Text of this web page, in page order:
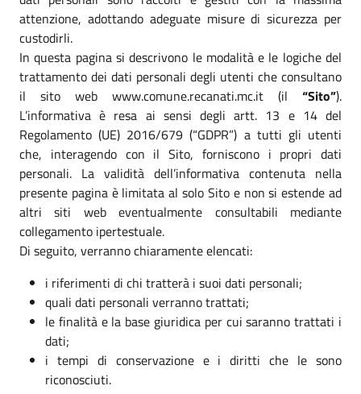
attenzione, adottando adeguate misure di sicurezza per
custodirli.
In questa pagina si descrivono le modalità e le logiche del
trattamento dei dati personali degli utenti che consultano
il sito web www.comune.recanati.mc.it (il “Sito”).
L’informativa è resa ai sensi degli artt. 13 e 14 del
Regolamento (UE) 2016/679 (“GDPR”) a tutti gli utenti
che, interagendo con il Sito, forniscono i propri dati
personali. La validità dell’informativa contenuta nella
presente pagina è limitata al solo Sito e non si estende ad
altri siti web eventualmente consultabili mediante
collegamento ipertestuale.
Di seguito, verranno chiaramente elencati:
i riferimenti di chi tratterà i suoi dati personali;
quali dati personali verranno trattati;
le finalità e la base giuridica per cui saranno trattati i
dati;
i tempi di conservazione e i diritti che le sono
riconosciuti.